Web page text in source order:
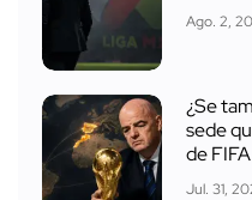
Ago. 2,
¿Se
sede
de FIFA
Jul. 31,